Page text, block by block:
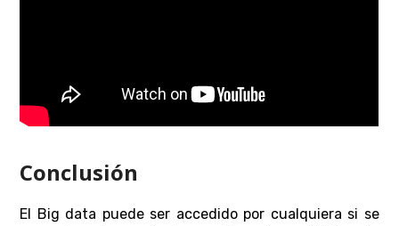
Conclusión
El Big data puede ser accedido por cualquiera si se